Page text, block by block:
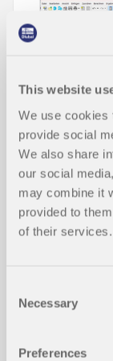
This website
We use cookies
provide social
We also share
our social
may combine it
provided to
of their services.
Selection
Necessary
Preferences
La clase de
valor de
La
contexto
longitud de